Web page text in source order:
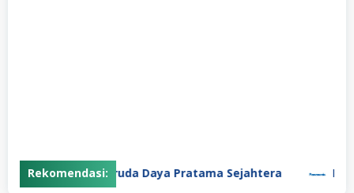
Rekomendasi:
PT Garuda Daya Pratama Sejahtera PT